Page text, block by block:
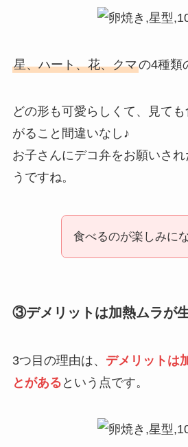
星、ハート、花、クマの4種類
どの形も可愛らしくて、見て
がること間違いなし♪
お子さんにデコ弁をお願いさ
うですね。
食べるのが楽しみに
③デメリットは加熱ムラが
3つ目の理由は、 デメリットは
とがある という点です。